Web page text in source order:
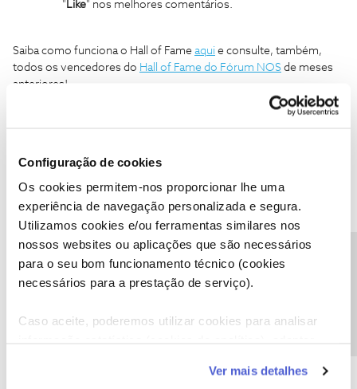
Configuração de cookies
Os cookies permitem-nos proporcionar lhe uma
experiência de navegação personalizada e segura.
Utilizamos cookies e/ou ferramentas similares nos
nossos websites ou aplicações que são necessários
para o seu bom funcionamento técnico (cookies
necessários para a prestação de serviço).
Caso aceite, poderemos utilizar cookies para analisar
funcionalidades (cookies de personalização e
Ver mais detalhes
" Like" nos melhores comentários.
Saiba como funciona o Hall of Fame aqui e consulte, também,
todos os vencedores do Hall of Fame do Fórum NOS de meses
anteriores!
que trouxemos no mês de
Ajude a comunidade a encontrar informação relevante. Marque
como "Melhor Resposta" e faça "Like" nos melhores comentários.
Hall of Fame Melhor Resposta
Hall of Fame do Fórum NOS Hall of Fame novembro